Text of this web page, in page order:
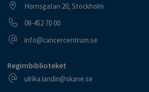
Besöksadress
Hornsgatan 20, Stockholm
Telefonnummer
08-452 70 00
E-postadress
info@cancercentrum.se
Regimbiblioteket
E-postadress
ulrika.landin@skane.se